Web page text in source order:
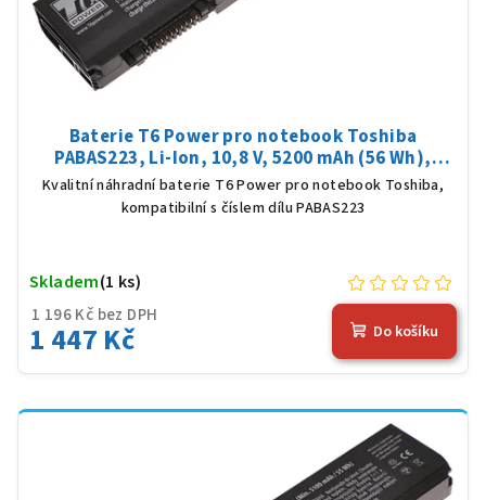
Baterie T6 Power pro notebook Toshiba
PABAS223, Li-Ion, 10,8 V, 5200 mAh (56 Wh),
černá
Kvalitní náhradní baterie T6 Power pro notebook Toshiba,
kompatibilní s číslem dílu PABAS223
1 196 Kč bez DPH
1 447 Kč
Skladem(1 ks)
Do košíku